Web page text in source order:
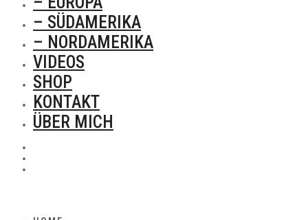
– SÜDAMERIKA
– NORDAMERIKA
VIDEOS
SHOP
KONTAKT
ÜBER MICH